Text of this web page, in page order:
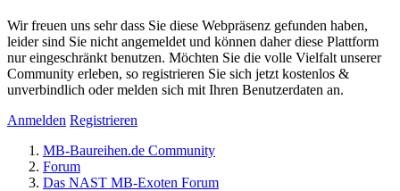
Wir freuen uns sehr dass Sie diese Webpräsenz gefunden haben,
leider sind Sie nicht angemeldet und können daher diese Plattform
nur eingeschränkt benutzen. Möchten Sie die volle Vielfalt unserer
Community erleben, so registrieren Sie sich jetzt kostenlos &
unverbindlich oder melden sich mit Ihren Benutzerdaten an.
Anmelden Registrieren
MB-Baureihen.de Community
Forum
Das NAST MB-Exoten Forum